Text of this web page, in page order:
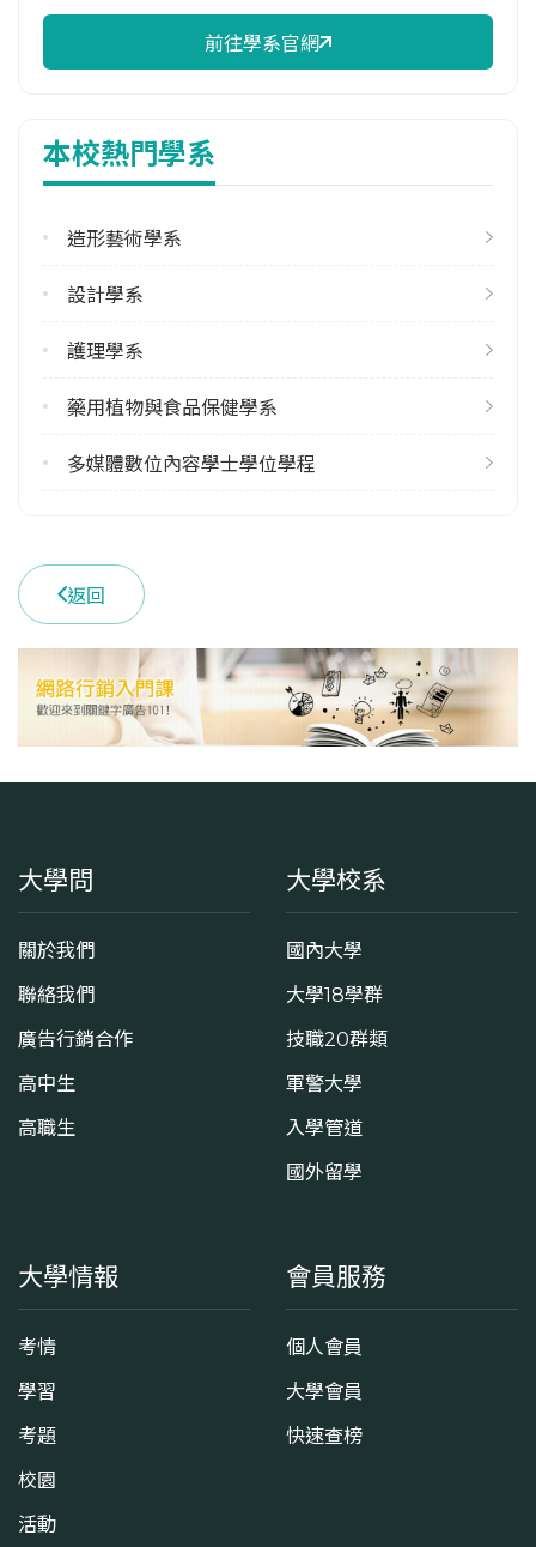
113學年度下學期
學系電話
(04)8511888#2621
學系地址
前往學系官網
本校熱門學系
造形藝術學系
設計學系
護理學系
藥用植物與食品保健學系
多媒體數位內容學士學位學程
返回
大學問
關於我們
聯絡我們
廣告行銷合作
高中生
高職生
大學校系
國內大學
大學18學群
技職20群類
軍警大學
入學管道
國外留學
大學情報
考情
學習
考題
校園
活動
會員服務
個人會員
大學會員
快速查榜